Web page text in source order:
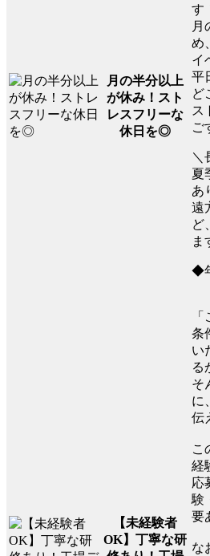
月の半分以上
が休み！スト
レスフリーな
休日を◎
す
月
め
イ
平
ど
ス
ご
＼
夏
あ
遠
ど
ま
◆
【未経験者
OK】丁寧な研
条
い
る
そ
に
伝
こ
経
応
験
要
な